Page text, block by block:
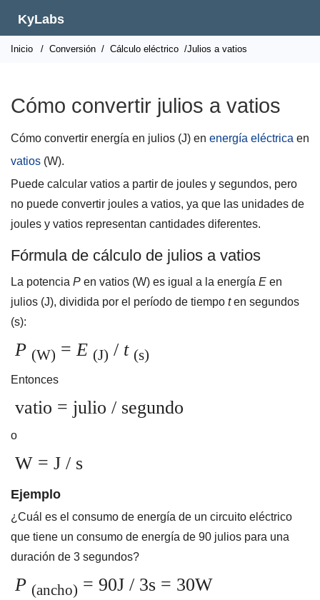
KyLabs
Inicio / Conversión / Cálculo eléctrico /Julios a vatios
Cómo convertir julios a vatios
Cómo convertir energía en julios (J) en energía eléctrica en
vatios (W).
Puede calcular vatios a partir de joules y segundos, pero
no puede convertir joules a vatios, ya que las unidades de
joules y vatios representan cantidades diferentes.
Fórmula de cálculo de julios a vatios
La potencia P en vatios (W) es igual a la energía E en
julios (J), dividida por el período de tiempo ten segundos
(s):
P (W) =E (J) / t (s)
Entonces
vatio = julio / segundo
o
W = J / s
Ejemplo
¿Cuál es el consumo de energía de un circuito eléctrico
que tiene un consumo de energía de 90 julios para una
duración de 3 segundos?
P (ancho) = 90J / 3s = 30W